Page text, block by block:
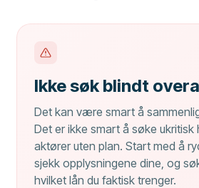
Ikke søk blindt
Det kan være smart å
Det er ikke smart å søke ukritisk
aktører uten plan. Start med å
sjekk opplysningene dine, og
hvilket lån du faktisk trenger.